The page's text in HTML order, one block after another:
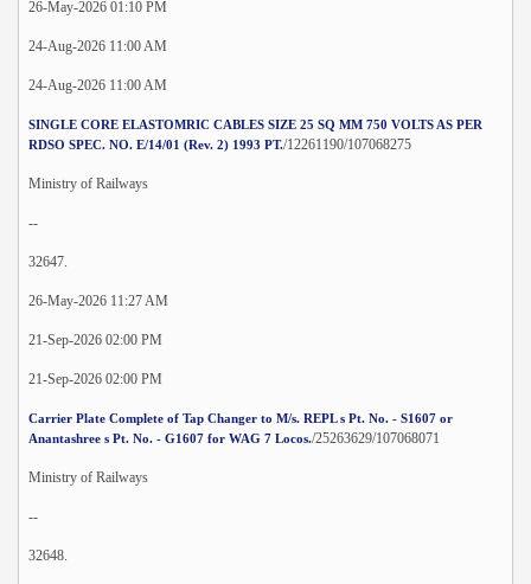
26-May-2026 01:10 PM
24-Aug-2026 11:00 AM
24-Aug-2026 11:00 AM
SINGLE CORE ELASTOMRIC CABLES SIZE 25 SQ MM 750 VOLTS AS PER
RDSO SPEC. NO. E/14/01 (Rev. 2) 1993 PT./12261190/107068275
Ministry of Railways
--
32647.
26-May-2026 11:27 AM
21-Sep-2026 02:00 PM
21-Sep-2026 02:00 PM
Carrier Plate Complete of Tap Changer to M/s. REPL s Pt. No. - S1607 or
Anantashree s Pt. No. - G1607 for WAG 7 Locos./25263629/107068071
Ministry of Railways
--
32648.